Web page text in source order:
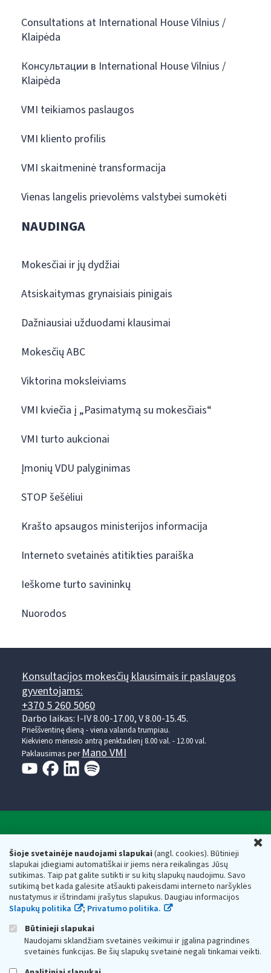
Šioje svetainėje naudojami slapukai(angl. cookies). Būtinieji
slapukai įdiegiami automatiškai ir jiems nėra reikalingas Jūsų
sutikimas. Taip pat galite sutikti ir su kitų slapukų naudojimu. Savo
sutikimą bet kada galėsite atšaukti pakeisdami interneto naršyklės
nustatymus ir ištrindami įrašytus slapukus. Daugiau informacijos
Slapukų politika
; Privatumo politika.
Būtinieji slapukai
Naudojami sklandžiam svetainės veikimui ir įgalina pagrindines
svetainės funkcijas. Be šių slapukų svetainė negali tinkamai veikti.
Consultations at International House Vilnius /
Klaipėda
Консультации в International House Vilnius /
Klaipėda
VMI teikiamos paslaugos
VMI kliento profilis
VMI skaitmeninė transformacija
Vienas langelis prievolėms valstybei sumokėti
NAUDINGA
Mokesčiai ir jų dydžiai
Atsiskaitymas grynaisiais pinigais
Dažniausiai užduodami klausimai
Mokesčių ABC
Viktorina moksleiviams
VMI kviečia į „Pasimatymą su mokesčiais“
VMI turto aukcionai
Įmonių VDU palyginimas
STOP šešėliui
Krašto apsaugos ministerijos informacija
Interneto svetainės atitikties paraiška
Ieškome turto savininkų
Nuorodos
Konsultacijos mokesčių klausimais ir paslaugos
gyventojams:
+370 5 260 5060
Darbo laikas: I-IV 8.00-17.00, V 8.00-15.45.
Prieššventinę dieną - viena valanda trumpiau.
Kiekvieno mėnesio antrą penktadienį 8.00 val. - 12.00 val.
Paklausimas per Mano VMI
Respublikos finansų ministerijos
Biudžetinė įstaiga. Juridinio asmens kodas — 188659752,
adresas: Vasario 16-osios g. 14, 01107 Vilnius, Lietuva, el.paštas:
vmi@vmi.lt, E. pristatymo dėžutės adresas 188659752
Duomenys apie Valstybinę mokesčių inspekciją prie Lietuvos
Respublikos finansų ministerijos kaupiami ir saugomi Juridinių